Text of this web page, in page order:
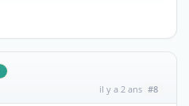
il y a 2 ans #8